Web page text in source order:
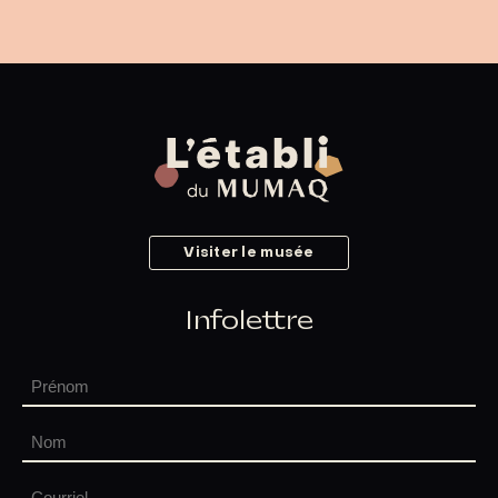
Visiter le musée
Infolettre